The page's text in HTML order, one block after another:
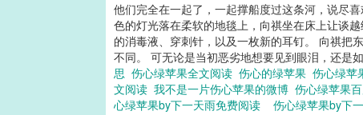
他们完全在一起了，一起撑船度过这条河，说尽
色的灯光落在柔软的地毯上，向祺坐在床上让谈
的消毒液、穿刺针，以及一枚新的耳钉。 向祺把
不同。 可无论是当初恶劣地想要见到眼泪，还是
思 伤心绿苹果全文阅读 伤心的绿苹果 伤心绿苹
文阅读 我不是一片伤心苹果的微博 伤心绿苹果
心绿苹果by下一天雨免费阅读
伤心绿苹果by下